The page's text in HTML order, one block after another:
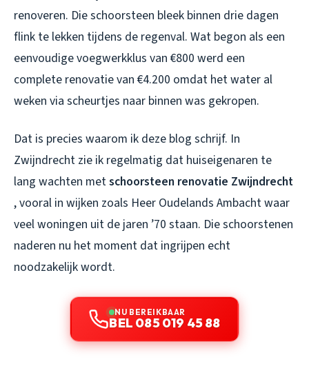
renoveren. Die schoorsteen bleek binnen drie dagen
flink te lekken tijdens de regenval. Wat begon als een
eenvoudige voegwerkklus van €800 werd een
complete renovatie van €4.200 omdat het water al
weken via scheurtjes naar binnen was gekropen.
Dat is precies waarom ik deze blog schrijf. In
Zwijndrecht zie ik regelmatig dat huiseigenaren te
lang wachten metschoorsteen renovatie Zwijndrecht
, vooral in wijken zoals Heer Oudelands Ambacht waar
veel woningen uit de jaren ’70 staan. Die schoorstenen
naderen nu het moment dat ingrijpen echt
noodzakelijk wordt.
NU BEREIKBAAR
BEL 085 019 45 88